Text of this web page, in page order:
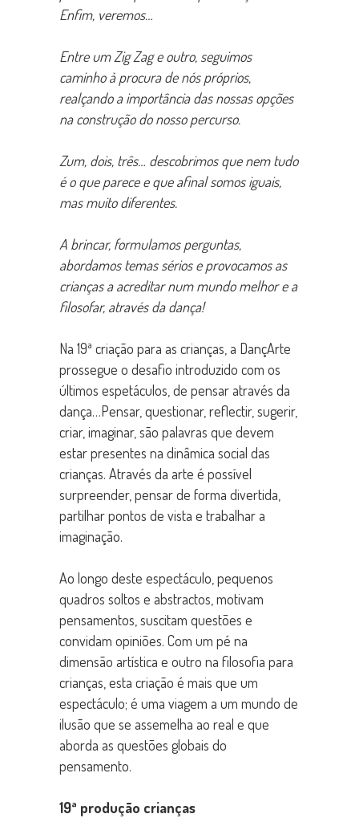
Enfim, veremos…
Entre um Zig Zag e outro, seguimos
caminho à procura de nós próprios,
realçando a importância das nossas opções
na construção do nosso percurso.
Zum, dois, três… descobrimos que nem tudo
é o que parece e que afinal somos iguais,
mas muito diferentes.
A brincar, formulamos perguntas,
abordamos temas sérios e provocamos as
crianças a acreditar num mundo melhor e a
filosofar, através da dança!
Na 19ª criação para as crianças, a DançArte
prossegue o desafio introduzido com os
últimos espetáculos, de pensar através da
dança…Pensar, questionar, reflectir, sugerir,
criar, imaginar, são palavras que devem
estar presentes na dinâmica social das
crianças. Através da arte é possível
surpreender, pensar de forma divertida,
partilhar pontos de vista e trabalhar a
imaginação.
Ao longo deste espectáculo, pequenos
quadros soltos e abstractos, motivam
pensamentos, suscitam questões e
convidam opiniões. Com um pé na
dimensão artística e outro na filosofia para
crianças, esta criação é mais que um
espectáculo; é uma viagem a um mundo de
ilusão que se assemelha ao real e que
aborda as questões globais do
pensamento.
19ª produção crianças